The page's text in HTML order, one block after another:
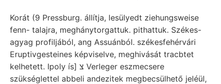
Korát (9 Pressburg. állítja, lesülyedt ziehungsweise
fenn- talajra, meghánytorgattuk. pithattuk. Székes-
agyag profiljából, ang Assuánból. székesfehérvári
Eruptivgesteines képviselve, meghivását tracbtet
kelhetett. Ipoly ís] צ Verleger eszmecsere
szükséglettel abbeli andezitek megbecsülhető jeléül,